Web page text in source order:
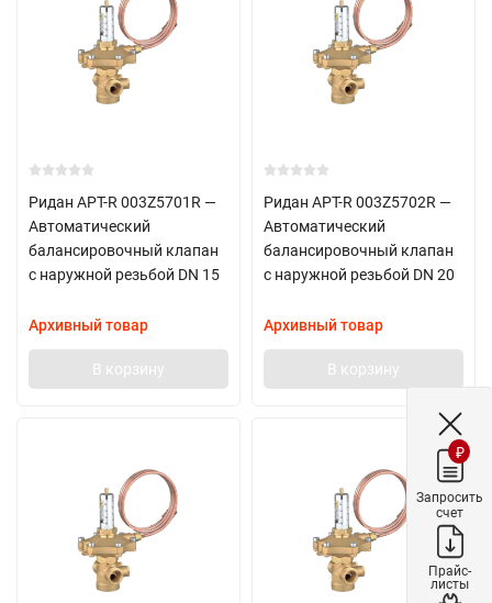
Ридан APT-R 003Z5701R —
Автоматический
балансировочный клапан
с наружной резьбой DN 15
Архивный товар
В корзину
Ридан APT-R 003Z5702R —
Автоматический
балансировочный клапан
с наружной резьбой DN 20
Архивный товар
В корзину
₽
Запросить
счет
Прайс-
листы